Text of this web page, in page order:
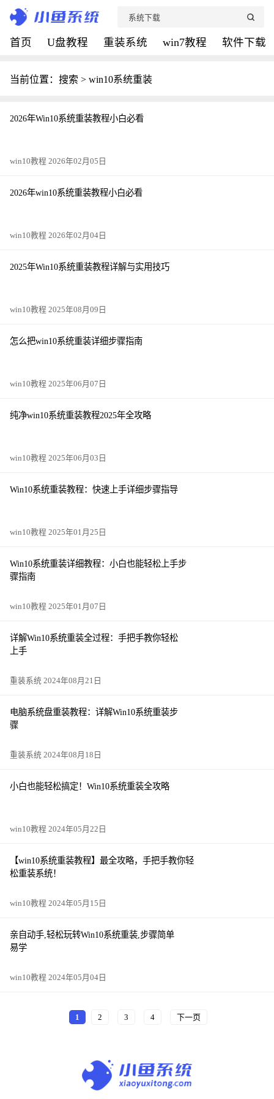
首页 U盘教程 重装系统 win7教程 软件下载
当前位置：搜索 > win10系统重装
2026年Win10系统重装教程小白必看
win10教程 2026年02月05日
2026年win10系统重装教程小白必看
win10教程 2026年02月04日
2025年Win10系统重装教程详解与实用技巧
win10教程 2025年08月09日
怎么把win10系统重装详细步骤指南
win10教程 2025年06月07日
纯净win10系统重装教程2025年全攻略
win10教程 2025年06月03日
Win10系统重装教程：快速上手详细步骤指导
win10教程 2025年01月25日
Win10系统重装详细教程：小白也能轻松上手步
骤指南
win10教程 2025年01月07日
详解Win10系统重装全过程：手把手教你轻松
上手
重装系统 2024年08月21日
电脑系统盘重装教程：详解Win10系统重装步
骤
重装系统 2024年08月18日
小白也能轻松搞定！Win10系统重装全攻略
win10教程 2024年05月22日
【win10系统重装教程】最全攻略，手把手教你轻
松重装系统！
win10教程 2024年05月15日
亲自动手,轻松玩转Win10系统重装,步骤简单
易学
win10教程 2024年05月04日
1 2 3 4 下一页